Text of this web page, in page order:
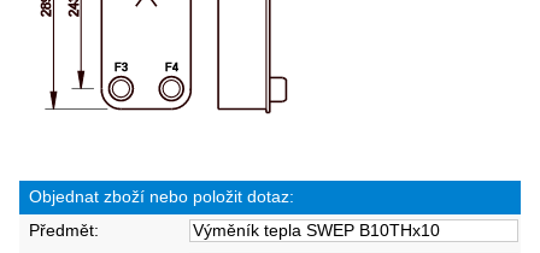
Objednat zboží nebo položit dotaz:
Předmět: